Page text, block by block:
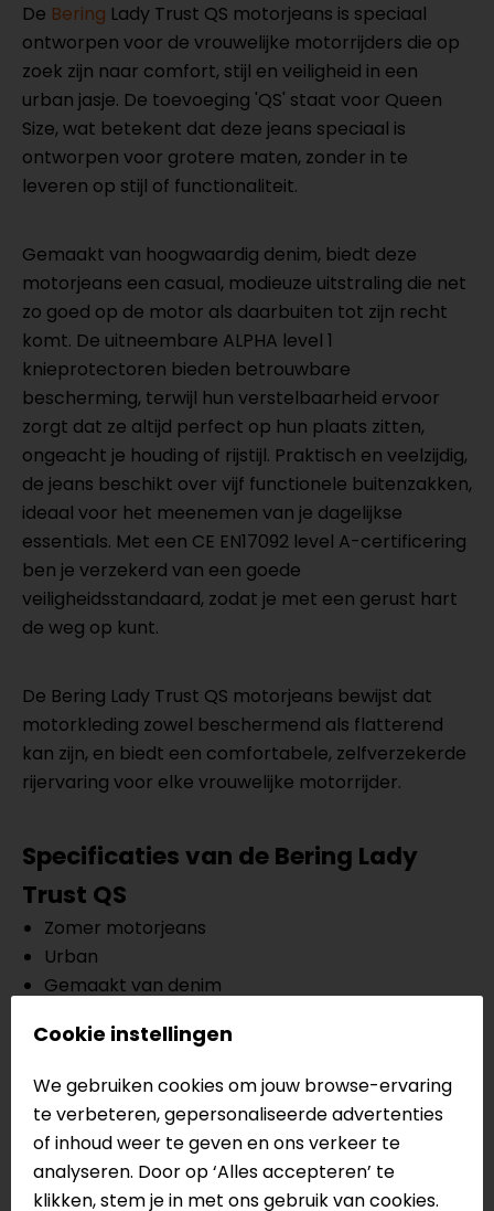
De Bering Lady Trust QS motorjeans is speciaal
ontworpen voor de vrouwelijke motorrijders die op
zoek zijn naar comfort, stijl en veiligheid in een
urban jasje. De toevoeging 'QS' staat voor Queen
Size, wat betekent dat deze jeans speciaal is
ontworpen voor grotere maten, zonder in te
leveren op stijl of functionaliteit.
Gemaakt van hoogwaardig denim, biedt deze
motorjeans een casual, modieuze uitstraling die net
zo goed op de motor als daarbuiten tot zijn recht
komt. De uitneembare ALPHA level 1
knieprotectoren bieden betrouwbare
bescherming, terwijl hun verstelbaarheid ervoor
zorgt dat ze altijd perfect op hun plaats zitten,
ongeacht je houding of rijstijl. Praktisch en veelzijdig,
de jeans beschikt over vijf functionele buitenzakken,
ideaal voor het meenemen van je dagelijkse
essentials. Met een CE EN17092 level A-certificering
ben je verzekerd van een goede
veiligheidsstandaard, zodat je met een gerust hart
de weg op kunt.
De Bering Lady Trust QS motorjeans bewijst dat
motorkleding zowel beschermend als flatterend
kan zijn, en biedt een comfortabele, zelfverzekerde
rijervaring voor elke vrouwelijke motorrijder.
Specificaties van de Bering Lady
Trust QS
Zomer motorjeans
Urban
Gemaakt van denim
De knie protectoren zijn verstelbaar
CE EN17092, level A
Meer informatie nodig?
Heb je meer informatie nodig over dit product?
Cookie instellingen
We gebruiken cookies om jouw browse-ervaring
te verbeteren, gepersonaliseerde advertenties
of inhoud weer te geven en ons verkeer te
analyseren. Door op ‘Alles accepteren’ te
klikken, stem je in met ons gebruik van cookies.